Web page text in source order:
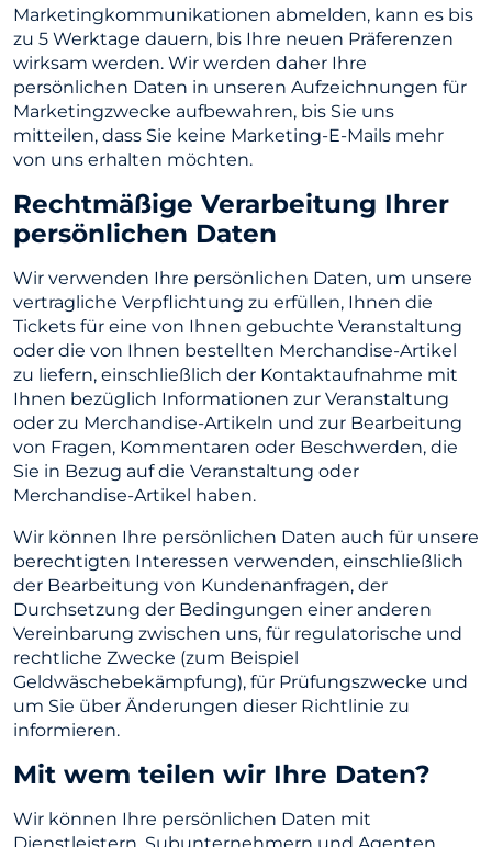
Marketingkommunikationen abmelden, kann es bis
zu 5 Werktage dauern, bis Ihre neuen Präferenzen
wirksam werden. Wir werden daher Ihre
persönlichen Daten in unseren Aufzeichnungen für
Marketingzwecke aufbewahren, bis Sie uns
mitteilen, dass Sie keine Marketing-E-Mails mehr
von uns erhalten möchten.
Rechtmäßige Verarbeitung Ihrer
persönlichen Daten
Wir verwenden Ihre persönlichen Daten, um unsere
vertragliche Verpflichtung zu erfüllen, Ihnen die
Tickets für eine von Ihnen gebuchte Veranstaltung
oder die von Ihnen bestellten Merchandise-Artikel
zu liefern, einschließlich der Kontaktaufnahme mit
Ihnen bezüglich Informationen zur Veranstaltung
oder zu Merchandise-Artikeln und zur Bearbeitung
von Fragen, Kommentaren oder Beschwerden, die
Sie in Bezug auf die Veranstaltung oder
Merchandise-Artikel haben.
Wir können Ihre persönlichen Daten auch für unsere
berechtigten Interessen verwenden, einschließlich
der Bearbeitung von Kundenanfragen, der
Durchsetzung der Bedingungen einer anderen
Vereinbarung zwischen uns, für regulatorische und
rechtliche Zwecke (zum Beispiel
Geldwäschebekämpfung), für Prüfungszwecke und
um Sie über Änderungen dieser Richtlinie zu
informieren.
Mit wem teilen wir Ihre Daten?
Wir können Ihre persönlichen Daten mit